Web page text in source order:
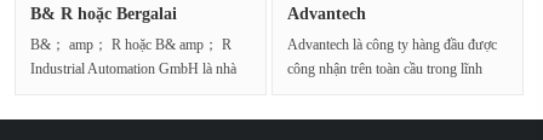
B& R hoặc Bergalai
B&； amp； R hoặc B& amp； R
Industrial Automation GmbH là nhà
Advantech
Advantech là công ty hàng đầu được
công nhận trên toàn cầu trong lĩnh